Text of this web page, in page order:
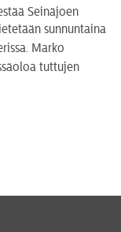
Seinäjoen
sunnuntaina
Marko
tuttujen